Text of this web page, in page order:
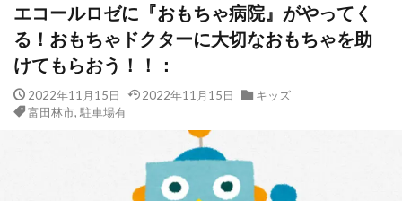
エコールロゼに『おもちゃ病院』がやってく
る！おもちゃドクターに大切なおもちゃを助
けてもらおう！！：
2022年11月15日 2022年11月15日
キッズ
富田林市, 駐車場有